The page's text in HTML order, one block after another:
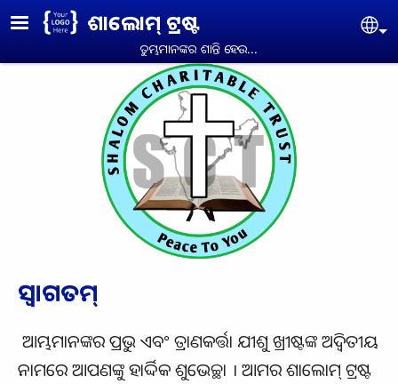
Skip to main content
ଶାଲୋମ୍ ଟ୍ରଷ୍ଟ
ତୁମ୍ଭମାନଙ୍କର ଶାନ୍ତି ହେଉ...
ସ୍ୱାଗତମ୍
ଆମ୍ଭମାନଙ୍କର ପ୍ରଭୁ ଏବଂ ତ୍ରାଣକର୍ତ୍ତା ଯୀଶୁ ଖ୍ରୀଷ୍ଟଙ୍କ ଅଦ୍ଵିତୀୟ
ନାମରେ ଆପଣଙ୍କୁ ହାର୍ଦ୍ଦିକ ଶୁଭେଚ୍ଛା । ଆମର ଶାଲୋମ୍ ଟ୍ରଷ୍ଟ